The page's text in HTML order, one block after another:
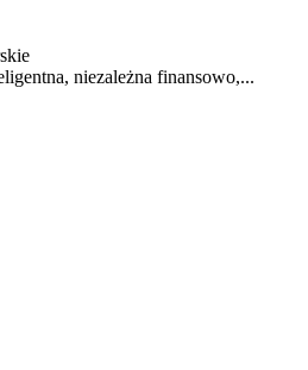
niezależna finansowo,...